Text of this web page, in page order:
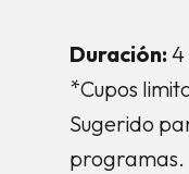
Duración: 4
*Cupos
Sugerido
programas.